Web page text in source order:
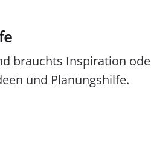
brauchts Inspiration
und Planungshilfe.